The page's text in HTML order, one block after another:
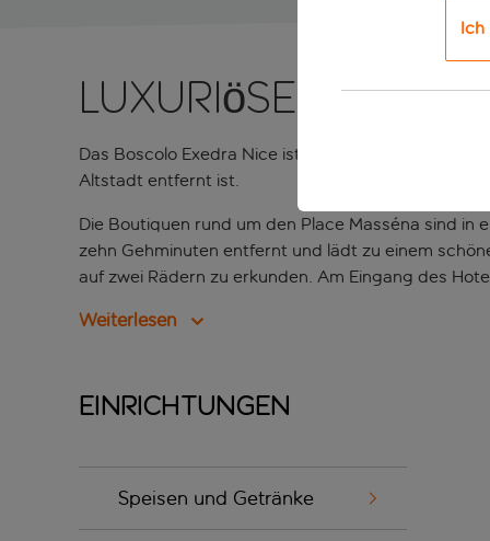
Luxuriöses
Das Boscolo Exedra Nice ist in einem gehobenen
Altstadt entfernt ist.
Die Boutiquen rund um den Place Masséna sind in
zehn Gehminuten entfernt und lädt zu einem
auf zwei Rädern zu erkunden. Am Eingang des
Weiterlesen
Einrichtungen
Speisen und Getränke
Ich